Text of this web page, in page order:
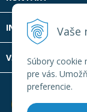
Vaše
Súbory cookie
pre vás.
preferencie.
INFOLINKA
VŠETKO O NÁKUPE